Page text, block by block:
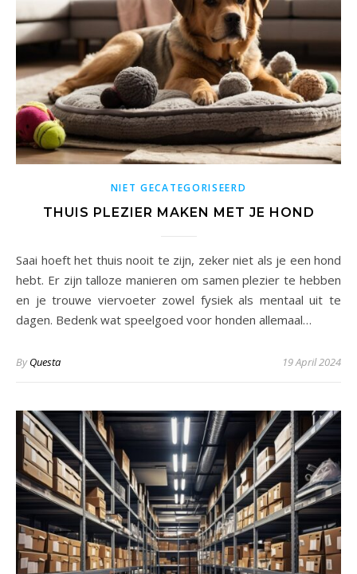
NIET GECATEGORISEERD
THUIS PLEZIER MAKEN MET JE HOND
Saai hoeft het thuis nooit te zijn, zeker niet als je een hond
hebt. Er zijn talloze manieren om samen plezier te hebben
en je trouwe viervoeter zowel fysiek als mentaal uit te
dagen. Bedenk wat speelgoed voor honden allemaal…
ByQuesta 19 April 2024